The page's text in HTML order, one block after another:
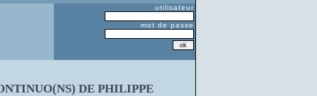
utilisateur
mot de passe
DE PHILIPPE